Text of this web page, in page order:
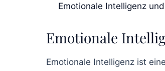
Emotionale Intelligenz
Emotionale
Emotionale Intelligenz ist